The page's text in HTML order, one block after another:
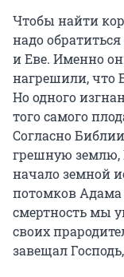
Чтобы найти
надо
и Еве. Именно
нагрешили, что
Но одного
того самого
Согласно
грешную землю,
начало земной
потомков
смертность мы
своих
завещал